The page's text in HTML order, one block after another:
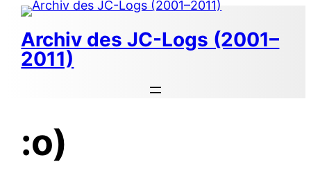
Zum
Inhalt
springen
Archiv des JC-Logs (2001–
2011)
:o)